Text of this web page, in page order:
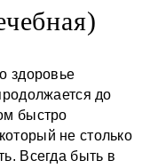
здоровье
до
быстро
не столько
Всегда быть в